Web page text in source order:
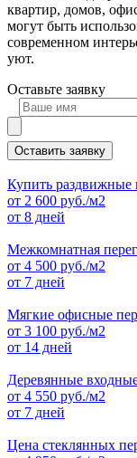
квартир, домов,
могут быть
современном
уют.
Оставьте заявку
Оставить заявку
Купить раздвижные
от 2 600 руб./м2
от 8 дней
Межкомнатная
от 4 500 руб./м2
от 7 дней
Мягкие офисные
от 3 100 руб./м2
от 14 дней
Деревянные
от 4 550 руб./м2
от 7 дней
Цена стеклянных